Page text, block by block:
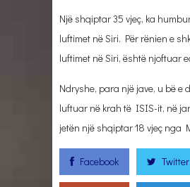
Një shqiptar 35 vjeç, ka
luftimet në Siri. Për rënien e
luftimet në Siri, është njoftuar
Ndryshe, para një jave, u bë e
luftuar në krah të ISIS-it, në
jetën një shqiptar 18 vjeç nga
Facebook Twitter